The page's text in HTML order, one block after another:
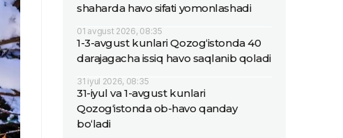
shaharda havo sifati yomonlashadi
01 avgust 2026, 08:35
1-3-avgust kunlari Qozog‘istonda 40
darajagacha issiq havo saqlanib qoladi
31 iyul 2026, 08:35
31-iyul va 1-avgust kunlari
Qozog‘istonda ob-havo qanday
bo‘ladi